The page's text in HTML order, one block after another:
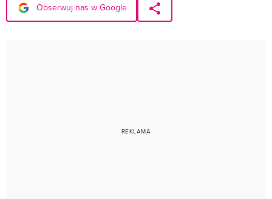
Obserwuj nas w Google